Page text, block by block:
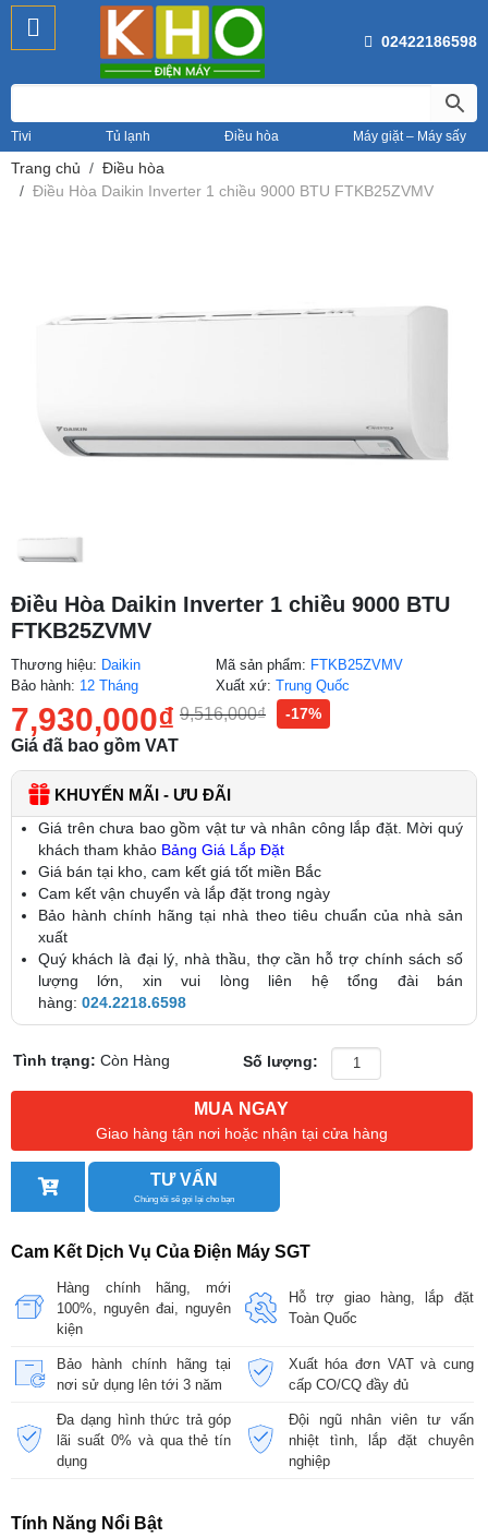
02422186598
Tivi Tủ lạnh Điều hòa Máy giặt – Máy sấy
Trang chủ
Điều hòa
Điều Hòa Daikin Inverter 1 chiều 9000 BTU FTKB25ZVMV
Điều Hòa Daikin Inverter 1 chiều 9000 BTU
FTKB25ZVMV
Thương hiệu: Daikin
Bảo hành: 12 Tháng
Mã sản phẩm: FTKB25ZVMV
Xuất xứ:Trung Quốc
7,930,000₫ 9,516,000₫ -17%
Giá đã bao gồm VAT
KHUYẾN MÃI - ƯU ĐÃI
Giá trên chưa bao gồm vật tư và nhân công lắp đặt. Mời quý
khách tham khảo Bảng Giá Lắp Đặt
Giá bán tại kho, cam kết giá tốt miền Bắc
Cam kết vận chuyển và lắp đặt trong ngày
Bảo hành chính hãng tại nhà theo tiêu chuẩn của nhà sản
xuất
Quý khách là đại lý, nhà thầu, thợ cần hỗ trợ chính sách số
lượng lớn, xin vui lòng liên hệ tổng đài bán
hàng: 024.2218.6598
Tình trạng:Còn Hàng Số lượng:
MUA NGAY
Giao hàng tận nơi hoặc nhận tại cửa hàng
TƯ VẤN
Chúng tôi sẽ gọi lại cho bạn
Cam Kết Dịch Vụ Của Điện Máy SGT
Hàng chính hãng, mới
100%, nguyên đai, nguyên
kiện
Hỗ trợ giao hàng, lắp đặt
Toàn Quốc
Bảo hành chính hãng tại
nơi sử dụng lên tới 3 năm
Xuất hóa đơn VAT và cung
cấp CO/CQ đầy đủ
Đa dạng hình thức trả góp
lãi suất 0% và qua thẻ tín
dụng
Đội ngũ nhân viên tư vấn
nhiệt tình, lắp đặt chuyên
nghiệp
Tính Năng Nổi Bật